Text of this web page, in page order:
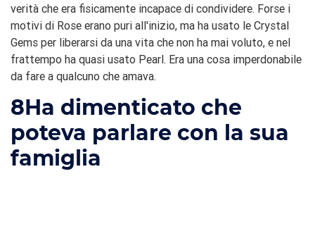
verità che era fisicamente incapace di condividere. Forse i
motivi di Rose erano puri all'inizio, ma ha usato le Crystal
Gems per liberarsi da una vita che non ha mai voluto, e nel
frattempo ha quasi usato Pearl. Era una cosa imperdonabile
da fare a qualcuno che amava.
8Ha dimenticato che
poteva parlare con la sua
famiglia